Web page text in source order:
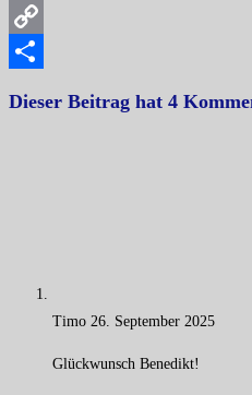
Reddit
Copy
Dieser Beitrag hat 4
Timo 26. September 2025
Glückwunsch Benedikt!